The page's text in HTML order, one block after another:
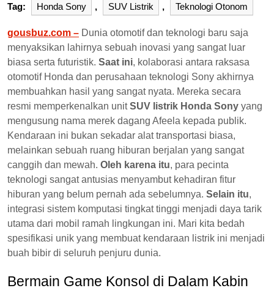
Tag: Honda Sony , SUV Listrik , Teknologi Otonom
gousbuz.com – Dunia otomotif dan teknologi baru saja
menyaksikan lahirnya sebuah inovasi yang sangat luar
biasa serta futuristik. Saat ini, kolaborasi antara raksasa
otomotif Honda dan perusahaan teknologi Sony akhirnya
membuahkan hasil yang sangat nyata. Mereka secara
resmi memperkenalkan unitSUV listrik Honda Sony yang
mengusung nama merek dagang Afeela kepada publik.
Kendaraan ini bukan sekadar alat transportasi biasa,
melainkan sebuah ruang hiburan berjalan yang sangat
canggih dan mewah. Oleh karena itu, para pecinta
teknologi sangat antusias menyambut kehadiran fitur
hiburan yang belum pernah ada sebelumnya. Selain itu,
integrasi sistem komputasi tingkat tinggi menjadi daya tarik
utama dari mobil ramah lingkungan ini. Mari kita bedah
spesifikasi unik yang membuat kendaraan listrik ini menjadi
buah bibir di seluruh penjuru dunia.
Bermain Game Konsol di Dalam Kabin